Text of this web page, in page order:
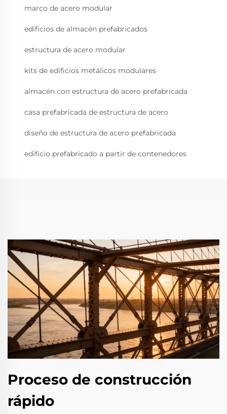
marco de acero modular
edificios de almacén prefabricados
estructura de acero modular
kits de edificios metálicos modulares
almacén con estructura de acero prefabricada
casa prefabricada de estructura de acero
diseño de estructura de acero prefabricada
edificio prefabricado a partir de contenedores
Proceso de construcción
rápido